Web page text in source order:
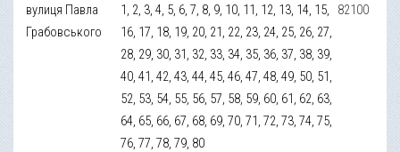
вулиця Павла
Грабовського
1, 2, 3, 4, 5, 6, 7, 8, 9, 10, 11, 12, 13, 14, 15,
16, 17, 18, 19, 20, 21, 22, 23, 24, 25, 26, 27,
28, 29, 30, 31, 32, 33, 34, 35, 36, 37, 38, 39,
40, 41, 42, 43, 44, 45, 46, 47, 48, 49, 50, 51,
52, 53, 54, 55, 56, 57, 58, 59, 60, 61, 62, 63,
64, 65, 66, 67, 68, 69, 70, 71, 72, 73, 74, 75,
76, 77, 78, 79, 80
82100